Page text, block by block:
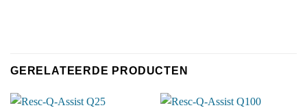
GERELATEERDE PRODUCTEN